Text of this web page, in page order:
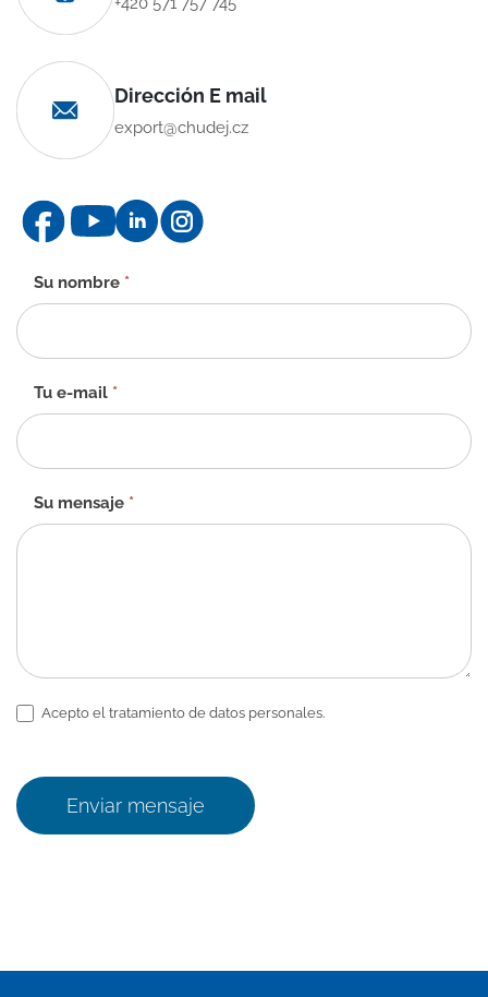
Dirección E mail
export@chudej.cz
Formulario
de
contacto
-
Su nombre *
Tu e-mail *
Su mensaje *
Acepto el tratamiento de datos personales.
Enviar mensaje